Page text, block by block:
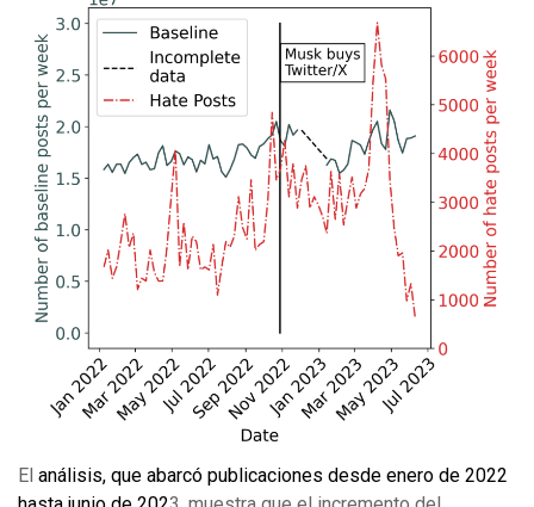
El análisis, que abarcó publicaciones desde enero de 2022